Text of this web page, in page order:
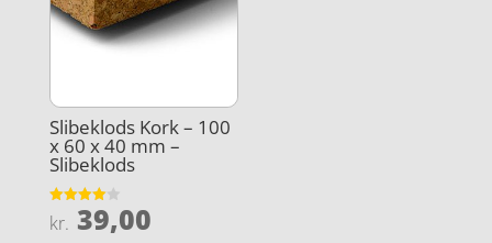
Slibeklods Kork – 100
x 60 x 40 mm –
Slibeklods
Vurderet
4
kr. 39,00